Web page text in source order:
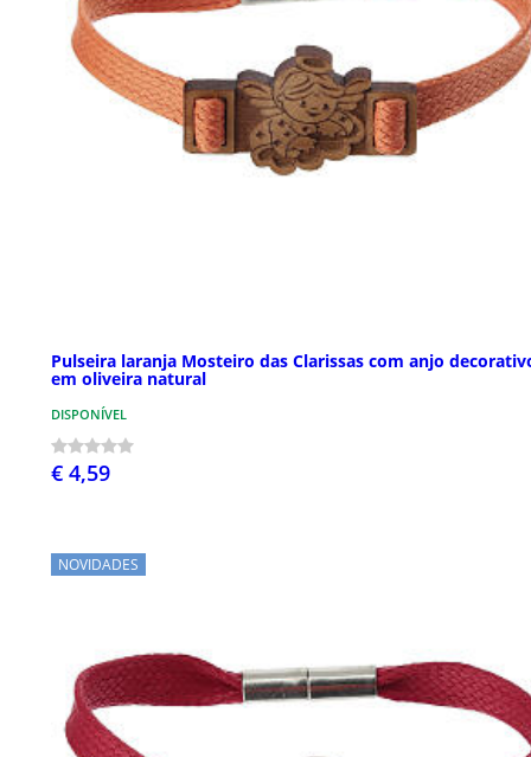
Pulseira laranja Mosteiro das Clarissas com anjo
em oliveira natural
DISPONÍVEL
€ 4,59
NOVIDADES